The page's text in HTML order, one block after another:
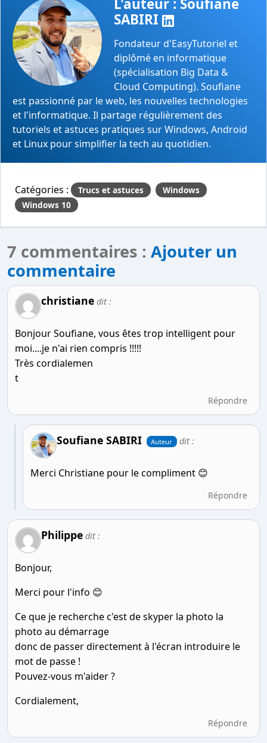
L'auteur : Soufiane
SABIRI
Fondateur d'EasyTutoriel et
diplômé en informatique
(spécialisation Big Data &
Cloud Computing). Soufiane
est passionné par le web, les nouvelles technologies
et l'informatique. Il partage régulièrement des
tutoriels et astuces pratiques sur Windows, Android
et Linux pour simplifier la tech au quotidien.
Catégories : Trucs et astuces
Windows
Windows 10
7 commentaires : Ajouter un
commentaire
christiane dit :
Bonjour Soufiane, vous êtes trop intelligent pour
moi....je n'ai rien compris !!!!!
Très cordialemen
t
Répondre
Soufiane SABIRI Auteur dit :
Merci Christiane pour le compliment 😊
Répondre
Philippe dit :
Bonjour,
Merci pour l'info 😊
Ce que je recherche c'est de skyper la photo la
photo au démarrage
donc de passer directement à l'écran introduire le
mot de passe !
Pouvez-vous m'aider ?
Cordialement,
Répondre